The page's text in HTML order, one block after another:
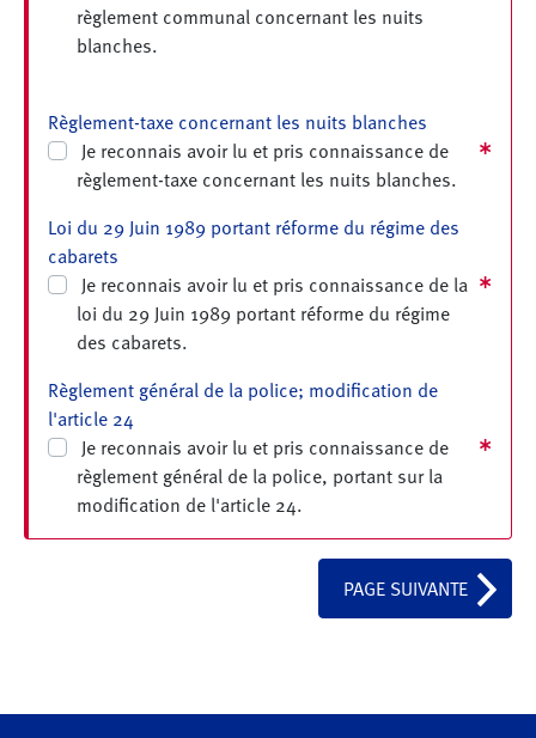
règlement communal concernant les nuits
blanches.
Règlement-taxe concernant les nuits blanches
Je reconnais avoir lu et pris connaissance de
règlement-taxe concernant les nuits blanches.
Loi du 29 Juin 1989 portant réforme du régime des
cabarets
Je reconnais avoir lu et pris connaissance de la
loi du 29 Juin 1989 portant réforme du régime
des cabarets.
Règlement général de la police; modification de
l'article 24
Je reconnais avoir lu et pris connaissance de
règlement général de la police, portant sur la
modification de l'article 24.
PAGE SUIVANTE